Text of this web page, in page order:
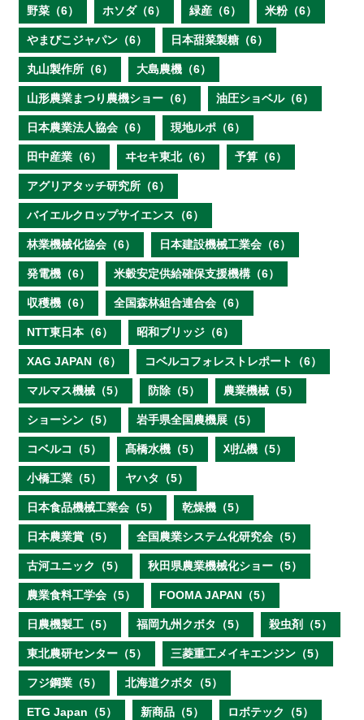
野菜（6） ホソダ（6） 緑産（6） 米粉（6）
やまびこジャパン（6） 日本甜菜製糖（6）
丸山製作所（6） 大島農機（6）
山形農業まつり農機ショー（6） 油圧ショベル（6）
日本農業法人協会（6） 現地ルポ（6）
田中産業（6） ヰセキ東北（6） 予算（6）
アグリアタッチ研究所（6）
バイエルクロップサイエンス（6）
林業機械化協会（6） 日本建設機械工業会（6）
発電機（6） 米穀安定供給確保支援機構（6）
収穫機（6） 全国森林組合連合会（6）
NTT東日本（6） 昭和ブリッジ（6）
XAG JAPAN（6） コベルコフォレストレポート（6）
マルマス機械（5） 防除（5） 農業機械（5）
ショーシン（5） 岩手県全国農機展（5）
コベルコ（5） 髙橋水機（5） 刈払機（5）
小橋工業（5） ヤハタ（5）
日本食品機械工業会（5） 乾燥機（5）
日本農業賞（5） 全国農業システム化研究会（5）
古河ユニック（5） 秋田県農業機械化ショー（5）
農業食料工学会（5） FOOMA JAPAN（5）
日農機製工（5） 福岡九州クボタ（5） 殺虫剤（5）
東北農研センター（5） 三菱重工メイキエンジン（5）
フジ鋼業（5） 北海道クボタ（5）
ETG Japan（5） 新商品（5） ロボテック（5）